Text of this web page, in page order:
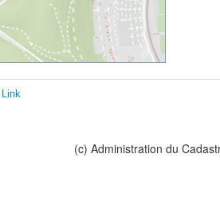
Link
(c) Administration du